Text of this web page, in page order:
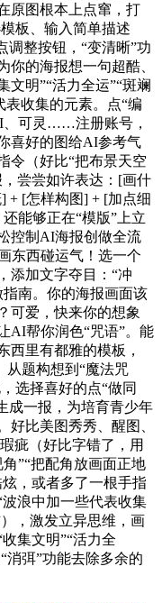
原图根本上点窜，打
板、输入简单描述
调整按钮，“变清晰”功
你的海报想一句超酷、
文明”“活力全运”“斑斓
收集的元素。点“编
、可灵……注册账号，
喜好的图给AI参考气
令（好比“把布景天空
尝尝如许表达：[画什
+ [怎样构图] + [加点细
能够正在“模版”上立
控制AI海报创做全流
东西碰运气！选一个
添加文字夺目：“冲
南。你的海报画面该
可爱，快来你的想象
AI帮你润色“咒语”。能
西里有都雅的模板，
从题构想到“魔法咒
选择喜好的点“做同
成一报，为培育青少年
好比美图秀秀、醒图、
疵（好比字错了，用
”“把配角放画面正地
，或者多了一根手指
浪中加一些代表收集
，激发立异思维，画
集文明”“活力全
消弭”功能去除多余的